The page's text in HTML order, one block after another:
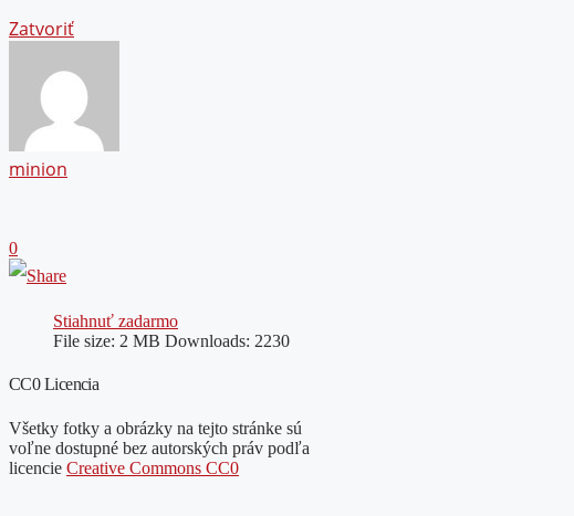
Zatvoriť
minion
0
Stiahnuť zadarmo
File size: 2 MB Downloads: 2230
CC0 Licencia
Všetky fotky a obrázky na tejto stránke sú
voľne dostupné bez autorských práv podľa
licencie Creative Commons CC0